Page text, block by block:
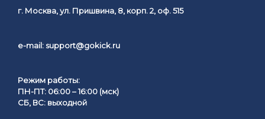
г. Москва, ул. Пришвина, 8, корп. 2, оф. 515
e-mail: support@gokick.ru
Режим работы:
ПН-ПТ: 06:00 – 16:00 (мск)
СБ, ВС: выходной